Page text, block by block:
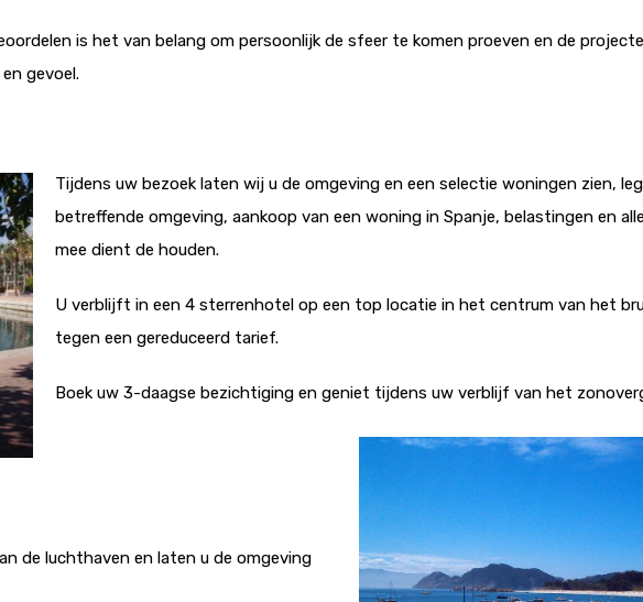
is het van belang om persoonlijk de sfeer te komen proeven en de
gevoel.
Tijdens uw bezoek laten wij u de omgeving en een selectie woningen zien,
betreffende omgeving, aankoop van een woning in Spanje, belastingen en
mee dient de houden.
U verblijft in een 4 sterrenhotel op een top locatie in het centrum van het
tegen een gereduceerd tarief.
Boek uw 3-daagse bezichtiging en geniet tijdens uw verblijf van het
de luchthaven en laten u de omgeving